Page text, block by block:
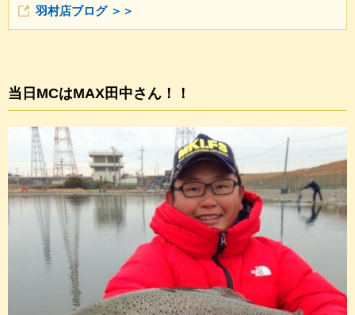
羽村店ブログ ＞＞
当日MCはMAX田中さん！！